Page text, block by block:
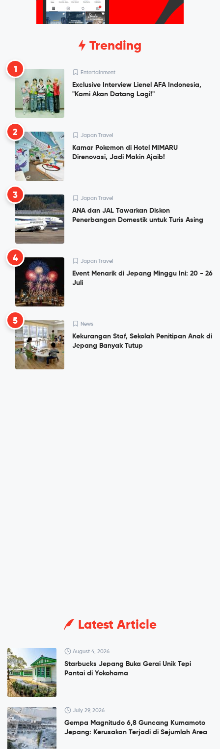
Trending
1 Entertainment
Exclusive Interview Lienel AFA Indonesia,
"Kami Akan Datang Lagi!"
2 Japan Travel
Kamar Pokemon di Hotel MIMARU
Direnovasi, Jadi Makin Ajaib!
3 Japan Travel
ANA dan JAL Tawarkan Diskon
Penerbangan Domestik untuk Turis Asing
4 Japan Travel
Event Menarik di Jepang Minggu Ini: 20 - 26
Juli
5 News
Kekurangan Staf, Sekolah Penitipan Anak di
Jepang Banyak Tutup
Latest Article
August 4, 2026
Starbucks Jepang Buka Gerai Unik Tepi
Pantai di Yokohama
July 29, 2026
Gempa Magnitudo 6,8 Guncang Kumamoto
Jepang: Kerusakan Terjadi di Sejumlah Area